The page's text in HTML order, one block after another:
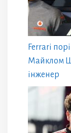
Ferrari
Майклом
інженер